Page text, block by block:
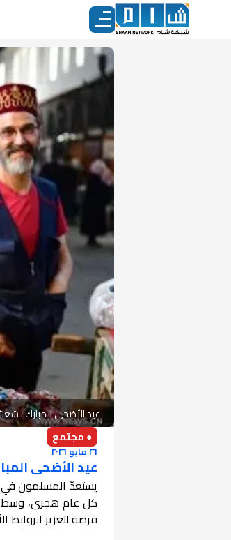
عيد الأضحى المبارك..
● مجتمع
٢٦ مايو ٢٠٢٦
عيد الأضحى
يستعدّ المسلمون في
كل عام هجري، وسط
فرصة لتعزيز الروابط